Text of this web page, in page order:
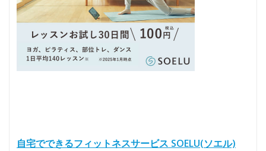
自宅でできるフィットネスサービス SOELU(ソエル)